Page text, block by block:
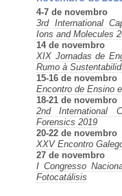
4-7 de novembro
3rd International
Ions and Molecules
14 de novembro
XIX Jornadas de
Rumo à
15-16 de novembro
Encontro de Ensino
18-21 de novembro
2nd International
Forensics 2019
20-22 de novembro
XXV Encontro
27 de novembro
I Congresso
Fotocatálisis